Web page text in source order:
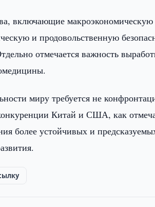
включающие макроэкономическую
и продовольственную
отмечается важность
миру требуется не
Китай и США, как
более устойчивых и